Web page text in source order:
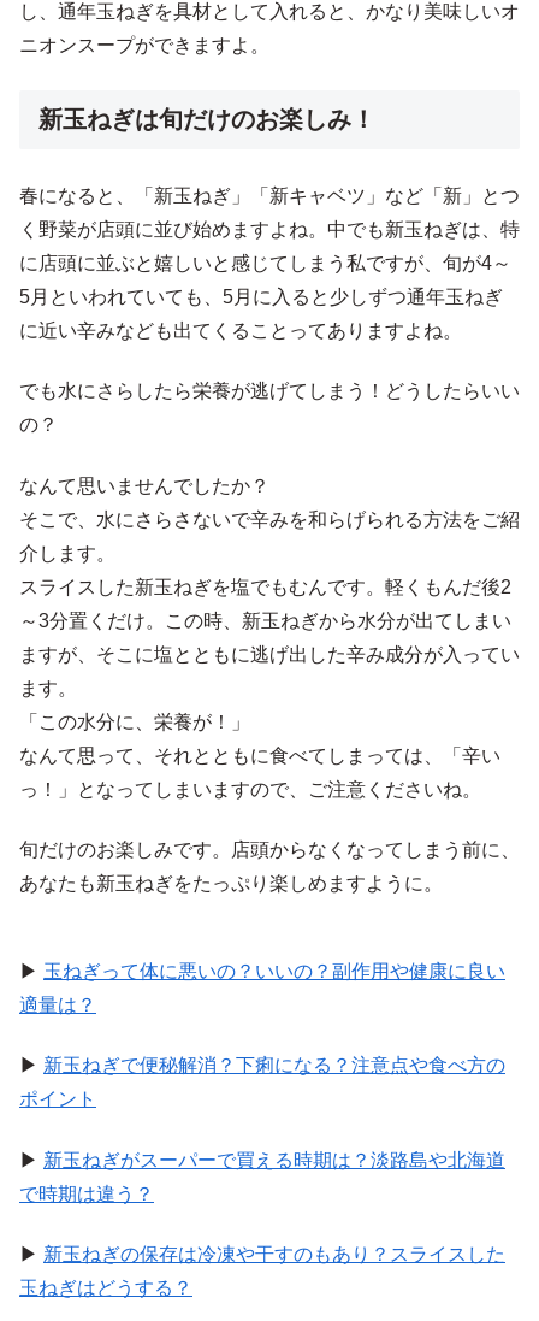
し、通年玉ねぎを具材として入れると、かなり美味しいオ
ニオンスープができますよ。
新玉ねぎは旬だけのお楽しみ！
春になると、「新玉ねぎ」「新キャベツ」など「新」とつ
く野菜が店頭に並び始めますよね。中でも新玉ねぎは、特
に店頭に並ぶと嬉しいと感じてしまう私ですが、旬が4～
5月といわれていても、5月に入ると少しずつ通年玉ねぎ
に近い辛みなども出てくることってありますよね。
でも水にさらしたら栄養が逃げてしまう！どうしたらいい
の？
なんて思いませんでしたか？
そこで、水にさらさないで辛みを和らげられる方法をご紹
介します。
スライスした新玉ねぎを塩でもむんです。軽くもんだ後2
～3分置くだけ。この時、新玉ねぎから水分が出てしまい
ますが、そこに塩とともに逃げ出した辛み成分が入ってい
ます。
「この水分に、栄養が！」
なんて思って、それとともに食べてしまっては、「辛い
っ！」となってしまいますので、ご注意くださいね。
旬だけのお楽しみです。店頭からなくなってしまう前に、
あなたも新玉ねぎをたっぷり楽しめますように。
▶ 玉ねぎって体に悪いの？いいの？副作用や健康に良い
適量は？
▶ 新玉ねぎで便秘解消？下痢になる？注意点や食べ方の
ポイント
▶ 新玉ねぎがスーパーで買える時期は？淡路島や北海道
で時期は違う？
▶ 新玉ねぎの保存は冷凍や干すのもあり？スライスした
玉ねぎはどうする？